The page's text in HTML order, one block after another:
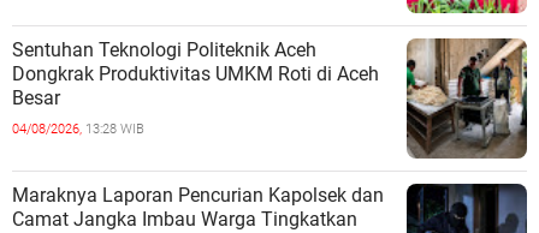
Sentuhan Teknologi Politeknik Aceh
Dongkrak Produktivitas UMKM Roti di Aceh
Besar
04/08/2026, 13:28 WIB
Maraknya Laporan Pencurian Kapolsek dan
Camat Jangka Imbau Warga Tingkatkan